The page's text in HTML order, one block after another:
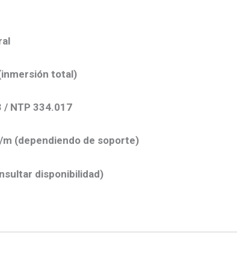
total)
/ NTP 334.017
m (dependiendo de soporte)
disponibilidad)